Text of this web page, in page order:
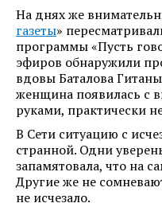
На днях же
газеты»
программы «Пусть
эфиров обнаружили
вдовы Баталова
женщина появилась с
руками, практически
В Сети ситуацию с
странной. Одни
запамятовала, что на
Другие же не
не исчезало.